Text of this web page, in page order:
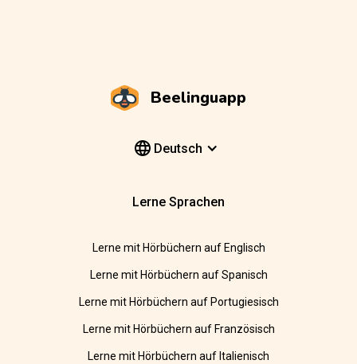
Beelinguapp
Deutsch
Lerne Sprachen
Lerne mit Hörbüchern auf Englisch
Lerne mit Hörbüchern auf Spanisch
Lerne mit Hörbüchern auf Portugiesisch
Lerne mit Hörbüchern auf Französisch
Lerne mit Hörbüchern auf Italienisch